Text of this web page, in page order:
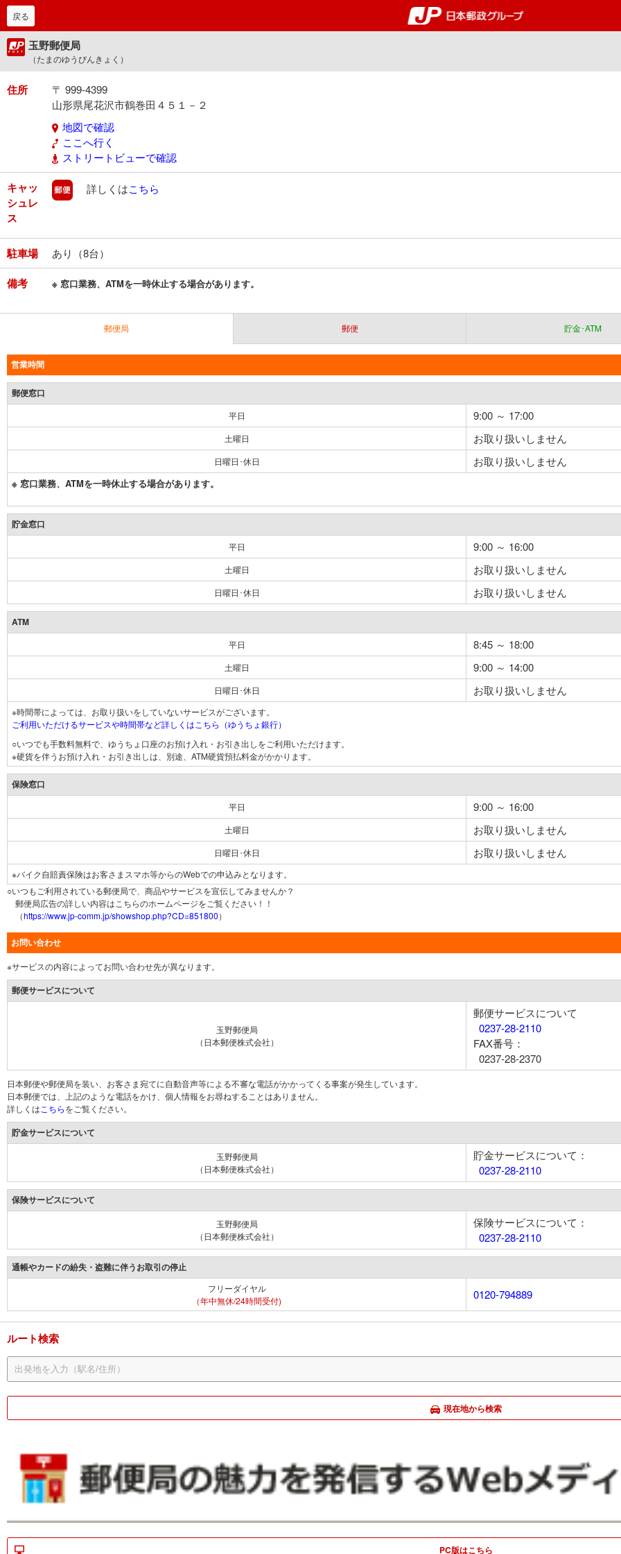
郵便局・日本郵政グルー
戻る
玉野郵便局
（たまのゆうびんきょく）
住所
〒 999-4399
山形県尾花沢市鶴巻田４５１－２
地図で確認
ここへ行く
ストリートビューで確認
キャッ
シュレ
ス
郵便
詳しくはこちら
駐車場 あり（8台）
備考 ※ 窓口業務、ATMを一時休止する場合があります。
郵便局 郵便 貯金･ATM
営業時間
郵便窓口
平日 9:00 ～ 17:00
土曜日 お取り扱いしません
日曜日･休日 お取り扱いしません
※ 窓口業務、ATMを一時休止する場合があります。
貯金窓口
平日 9:00 ～ 16:00
土曜日 お取り扱いしません
日曜日･休日 お取り扱いしません
ATM
平日 8:45 ～ 18:00
土曜日 9:00 ～ 14:00
日曜日･休日 お取り扱いしません
※時間帯によっては、お取り扱いをしていないサービスがございます。
ご利用いただけるサービスや時間帯など詳しくはこちら（ゆうちょ銀行）
○いつでも手数料無料で、ゆうちょ口座のお預け入れ・お引き出しをご利用いただけます。
※硬貨を伴うお預け入れ・お引き出しは、別途、ATM硬貨預払料金がかかります。
保険窓口
平日 9:00 ～ 16:00
土曜日 お取り扱いしません
日曜日･休日 お取り扱いしません
※バイク自賠責保険はお客さまスマホ等からのWebでの申込みとなります。
○いつもご利用されている郵便局で、商品やサービスを宣伝してみませんか？
郵便局広告の詳しい内容はこちらのホームページをご覧ください！！
（https://www.jp-comm.jp/showshop.php?CD=851800）
お問い合わせ
※サービスの内容によってお問い合わせ先が異なります。
郵便サービスについて
玉野郵便局
（日本郵便株式会社）
郵便サービスについて
0237-28-2110
FAX番号：
0237-28-2370
日本郵便や郵便局を装い、お客さま宛てに自動音声等による不審な電話がかかってくる事案が発生しています。
日本郵便では、上記のような電話をかけ、個人情報をお尋ねすることはありません。
詳しくは こちらをご覧ください。
貯金サービスについて
玉野郵便局
（日本郵便株式会社）
貯金サービスについて：
0237-28-2110
保険サービスについて
玉野郵便局
（日本郵便株式会社）
保険サービスについて：
0237-28-2110
通帳やカードの紛失・盗難に伴うお取引の停止
フリーダイヤル
（年中無休/24時間受付)
0120-794889
ルート検索
現在地から検索
PC版はこちら